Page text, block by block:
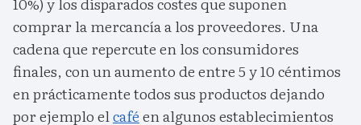
comprar la mercancía a los proveedores. Una
cadena que repercute en los consumidores
finales, con un aumento de entre 5 y 10 céntimos
en prácticamente todos sus productos dejando
por ejemplo elcaféen algunos establecimientos